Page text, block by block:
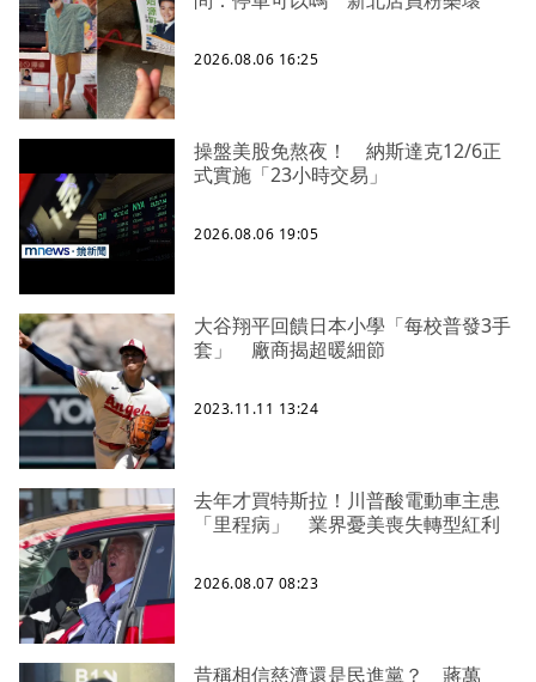
2026.08.06 16:25
操盤美股免熬夜！ 納斯達克12/6正
式實施「23小時交易」
2026.08.06 19:05
大谷翔平回饋日本小學「每校普發3手
套」 廠商揭超暖細節
2023.11.11 13:24
去年才買特斯拉！川普酸電動車主患
「里程病」 業界憂美喪失轉型紅利
2026.08.07 08:23
昔稱相信慈濟還是民進黨？ 蔣萬